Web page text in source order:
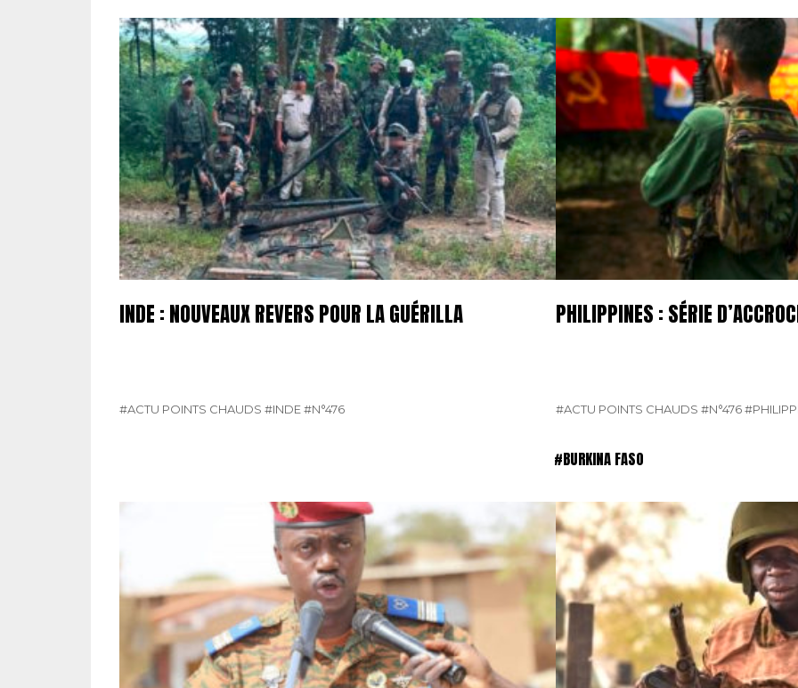
INDE : NOUVEAUX REVERS POUR LA GUÉRILLA
#ACTU POINTS CHAUDS #INDE#N°476
PHILIPPINES : SÉRIE
#ACTU POINTS CHAUDS #N°476
#BURKINA FASO